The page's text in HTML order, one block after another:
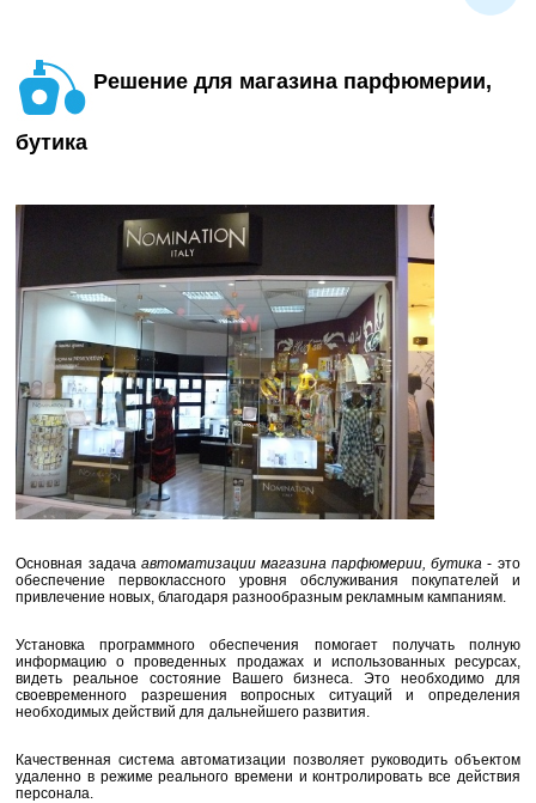
Решение для магазина парфюмерии,
бутика
Основная задача автоматизации магазина парфюмерии, бутика - это
обеспечение первоклассного уровня обслуживания покупателей и
привлечение новых, благодаря разнообразным рекламным кампаниям.
Установка программного обеспечения помогает получать полную
информацию о проведенных продажах и использованных ресурсах,
видеть реальное состояние Вашего бизнеса. Это необходимо для
своевременного разрешения вопросных ситуаций и определения
необходимых действий для дальнейшего развития.
Качественная система автоматизации позволяет руководить объектом
удаленно в режиме реального времени и контролировать все действия
персонала.